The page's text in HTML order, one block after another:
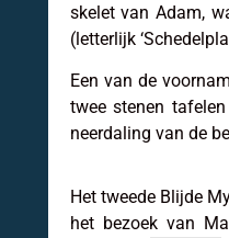
skelet van Adam,
(letterlijk
Een van de
twee stenen
neerdaling van de
Het tweede Blijde
het bezoek van